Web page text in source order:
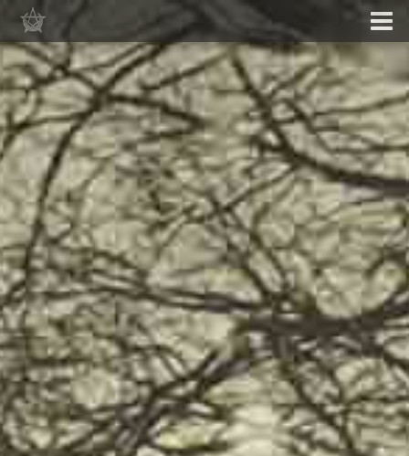
Hírek
Koncertek
Zenekar
Zene
Galéria
Bolt
Kapcsolat
Közösségek